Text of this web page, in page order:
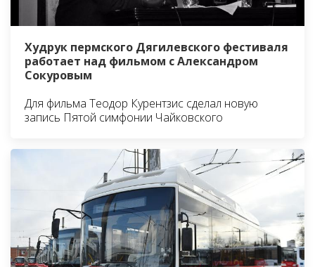
Худрук пермского Дягилевского фестиваля
работает над фильмом с Александром
Сокуровым
Для фильма Теодор Курентзис сделал новую
запись Пятой симфонии Чайковского